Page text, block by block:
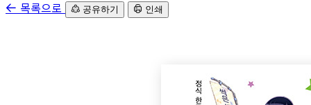
목록으로
공유하기 인쇄